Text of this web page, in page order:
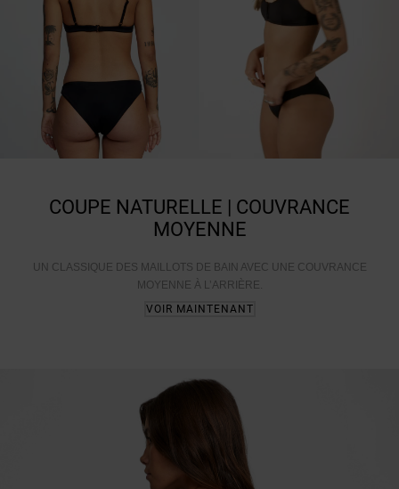
COUPE NATURELLE | COUVRANCE
MOYENNE
UN CLASSIQUE DES MAILLOTS DE BAIN AVEC UNE COUVRANCE
MOYENNE À L’ARRIÈRE.
VOIR MAINTENANT